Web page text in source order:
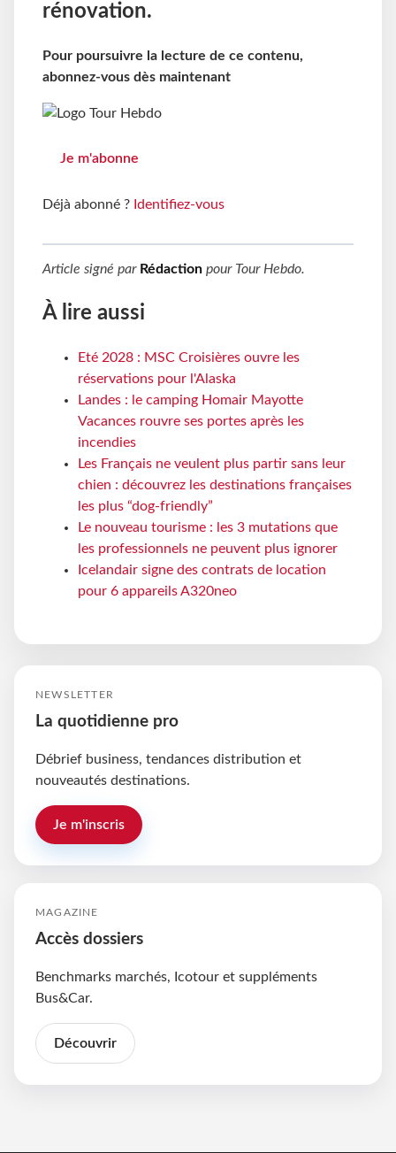
rénovation.
Pour poursuivre la lecture de ce contenu,
abonnez-vous dès maintenant
Je m'abonne
Déjà abonné ? Identifiez-vous
Article signé par Rédaction pour Tour Hebdo.
À lire aussi
Eté 2028 : MSC Croisières ouvre les
réservations pour l'Alaska
Landes : le camping Homair Mayotte
Vacances rouvre ses portes après les
incendies
Les Français ne veulent plus partir sans leur
chien : découvrez les destinations françaises
les plus “dog-friendly”
Le nouveau tourisme : les 3 mutations que
les professionnels ne peuvent plus ignorer
Icelandair signe des contrats de location
pour 6 appareils A320neo
NEWSLETTER
La quotidienne pro
Débrief business, tendances distribution et
nouveautés destinations.
Je m'inscris
MAGAZINE
Accès dossiers
Benchmarks marchés, Icotour et suppléments
Bus&Car.
Découvrir